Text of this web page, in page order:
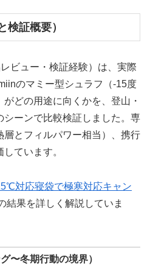
検証概要）
ビュー・検証経験）は、実際
のマミー型シュラフ（-15度
どの用途に向くかを、登山・
ーンで比較検証しました。専
層とフィルパワー相当）、携行
ています。
対応寝袋で極寒対応キャン
結果を詳しく解説していま
〜冬期行動の境界）